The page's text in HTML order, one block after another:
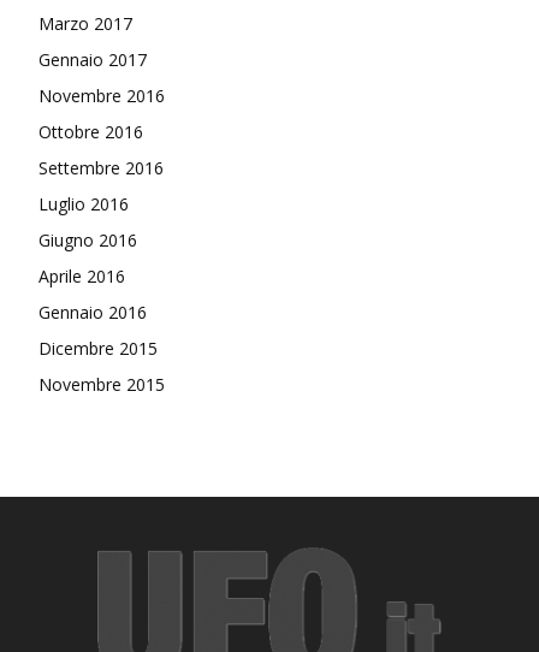
Marzo 2017
Gennaio 2017
Novembre 2016
Ottobre 2016
Settembre 2016
Luglio 2016
Giugno 2016
Aprile 2016
Gennaio 2016
Dicembre 2015
Novembre 2015